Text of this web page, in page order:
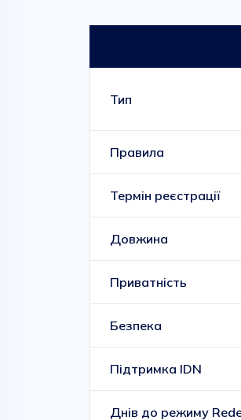
Тип
Правила
Термін реєстрації
Довжина
Приватність
Безпека
Підтримка IDN
Днів до режиму